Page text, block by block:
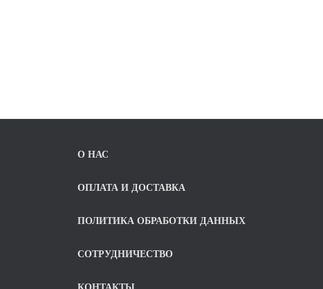
О НАС
ОПЛАТА И ДОСТАВКА
ПОЛИТИКА ОБРАБОТКИ ДАННЫХ
СОТРУДНИЧЕСТВО